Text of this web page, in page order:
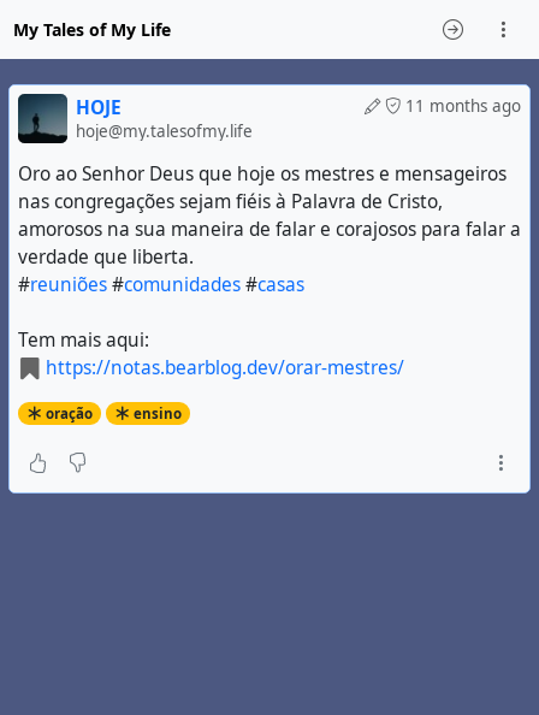
My Tales of My Life
11 months ago
HOJE
hoje@my.talesofmy.life
Oro ao Senhor Deus que hoje os mestres e mensageiros
nas congregações sejam fiéis à Palavra de Cristo,
amorosos na sua maneira de falar e corajosos para falar a
verdade que liberta.
#reuniões#comunidades#casas
Tem mais aqui:
https://notas.bearblog.dev/orar-mestres/
oração ensino